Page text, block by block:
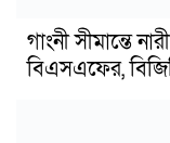
গাংনী সীমান্তে
বিএসএফের,